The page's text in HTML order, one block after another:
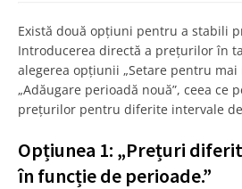
Există două opțiuni pentru a stabili
Introducerea directă a prețurilor în
alegerea opțiunii „Setare pentru mai
„Adăugare perioadă nouă”, ceea ce
prețurilor pentru diferite intervale
Opțiunea 1: „Prețuri
în funcție de perioade.”